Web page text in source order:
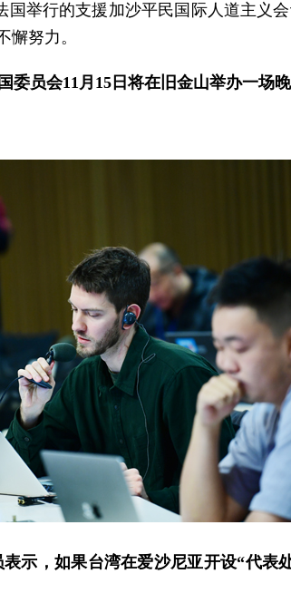
国举行的支援加沙平民国际人道主义
懈努力。
员会11月15日将在旧金山举办一场
示，如果台湾在爱沙尼亚开设“代表